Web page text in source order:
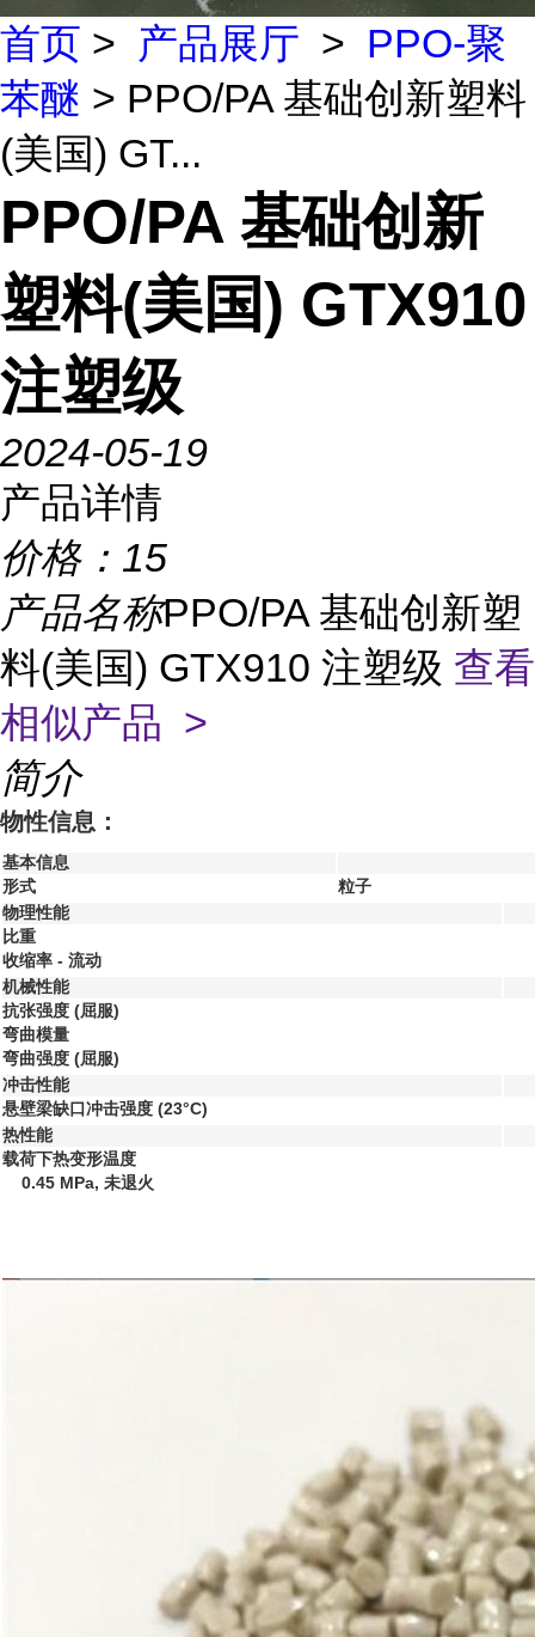
首页 > 产品展厅 > PPO-聚
苯醚 > PPO/PA 基础创新塑料
(美国) GT...
PPO/PA 基础创新
塑料(美国) GTX910
注塑级
2024-05-19
产品详情
价格： 15
产品名称PPO/PA 基础创新塑
料(美国) GTX910 注塑级 查看
相似产品 >
简介
物性信息：
基本信息
形式
粒子
物理性能
比重
收缩率 - 流动
机械性能
抗张强度 (屈服)
弯曲模量
弯曲强度 (屈服)
冲击性能
悬壁梁缺口冲击强度 (23°C)
热性能
载荷下热变形温度
0.45 MPa, 未退火